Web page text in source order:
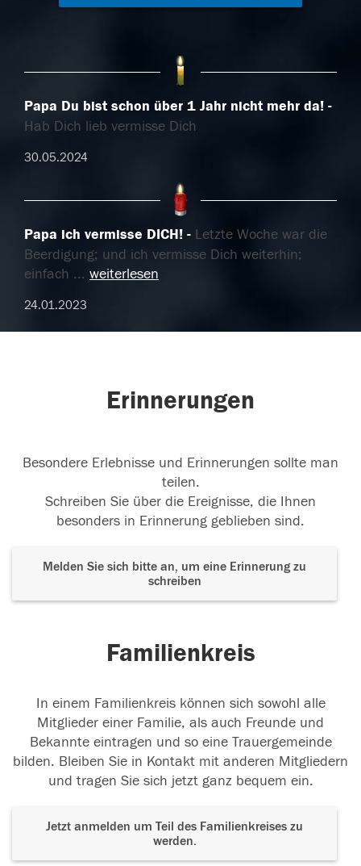
Papa Du bist schon über 1 Jahr nicht mehr da!
Hab Dich lieb vermisse Dich
30.05.2024
Papa ich vermisse DICH!
Letzte Woche war die
Beerdigung; und ich vermisse Dich weiterhin;
einfach ... weiterlesen
24.01.2023
Erinnerungen
Besondere Erlebnisse und Erinnerungen sollte man
teilen.
Schreiben Sie über die Ereignisse, die Ihnen
besonders in Erinnerung geblieben sind.
Melden Sie sich bitte an, um eine Erinnerung zu
schreiben
Familienkreis
In einem Familienkreis können sich sowohl alle
Mitglieder einer Familie, als auch Freunde und
Bekannte eintragen und so eine Trauergemeinde
bilden. Bleiben Sie in Kontakt mit anderen Mitgliedern
und tragen Sie sich jetzt ganz bequem ein.
Jetzt anmelden um Teil des Familienkreises zu
werden.